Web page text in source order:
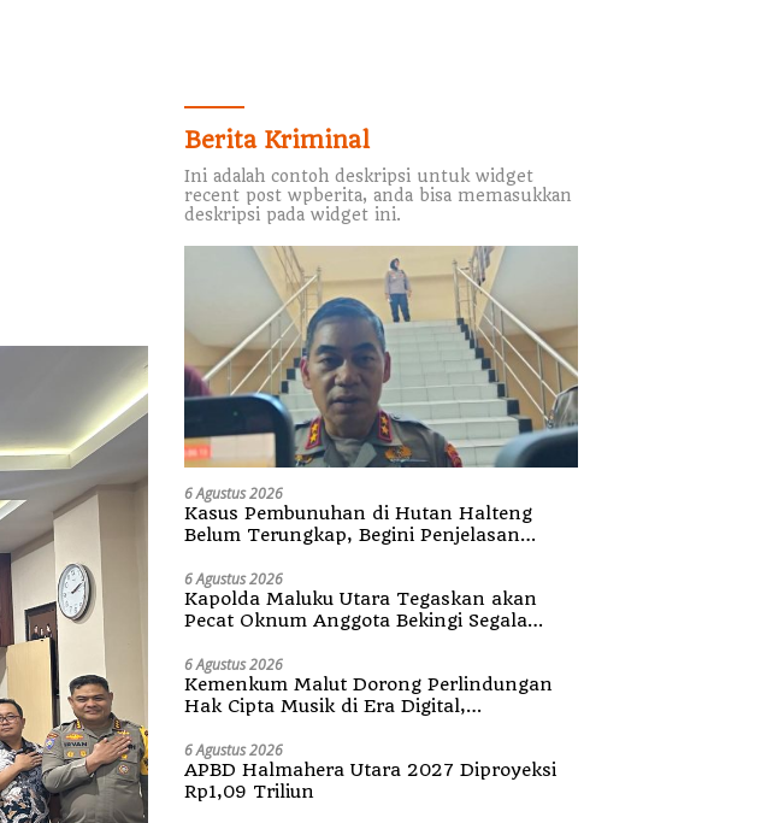
Berita Kriminal
Ini adalah contoh deskripsi untuk widget
recent post wpberita, anda bisa memasukkan
deskripsi pada widget ini.
6 Agustus 2026
Kasus Pembunuhan di Hutan Halteng
Belum Terungkap, Begini Penjelasan
6 Agustus 2026
Kapolda Maluku Utara Tegaskan akan
Pecat Oknum Anggota Bekingi Segala
6 Agustus 2026
Kemenkum Malut Dorong Perlindungan
Hak Cipta Musik di Era Digital,
Penguatan Royalti
6 Agustus 2026
APBD Halmahera Utara 2027 Diproyeksi
Rp1,09 Triliun